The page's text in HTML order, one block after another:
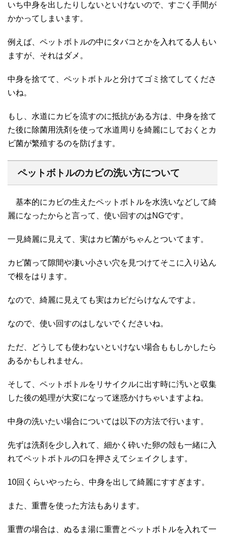
いち中身を出したりしないといけないので、すごく手間が
かかってしまいます。
例えば、ペットボトルの中にタバコとかを入れてる人もい
ますが、それはダメ。
中身を捨てて、ペットボトルと分けてゴミ捨てしてくださ
いね。
もし、水道にカビを流すのに抵抗がある方は、中身を捨て
た後に除菌用洗剤を使って水道周りを綺麗にしておくとカ
ビ菌が繁殖するのを防げます。
ペットボトルのカビの洗い方について
基本的にカビの生えたペットボトルを水洗いなどして綺
麗になったからと言って、使い回すのはNGです。
一見綺麗に見えて、実はカビ菌がちゃんとついてます。
カビ菌って隙間や凄い小さい穴を見つけてそこに入り込ん
で根をはります。
なので、綺麗に見えても実はカビだらけなんですよ。
なので、使い回すのはしないでくださいね。
ただ、どうしても使わないといけない場合ももしかしたら
あるかもしれません。
そして、ペットボトルをリサイクルに出す時に汚いと収集
した後の処理が大変になって迷惑かけちゃいますよね。
中身の洗いたい場合については以下の方法で行います。
先ずは洗剤を少し入れて、細かく砕いた卵の殻も一緒に入
れてペットボトルの口を押さえてシェイクします。
10回くらいやったら、中身を出して綺麗にすすぎます。
また、重曹を使った方法もあります。
重曹の場合は、ぬるま湯に重曹とペットボトルを入れて一